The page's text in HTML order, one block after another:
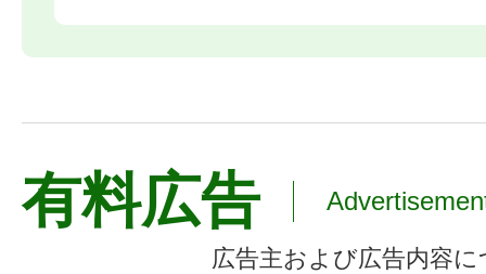
有料広告
広告主および広告内容